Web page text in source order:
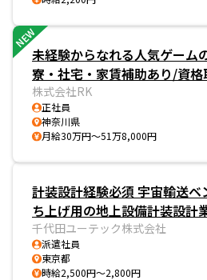
NEW
未経験からなれる人気ゲーム
寮・社宅・家賃補助あり/資格
株式会社RK
正社員
神奈川県
月給30万円～51万8,000円
計装設計経験必須 宇宙輸送
ち上げ用の地上設備計装設計
千代田ユーテック株式会社
派遣社員
東京都
時給2,500円～2,800円